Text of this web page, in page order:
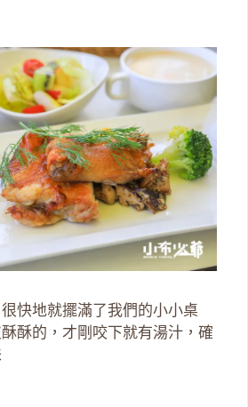
快地就擺滿了我們的小小桌
酥的，才剛咬下就有湯汁，確